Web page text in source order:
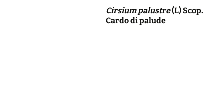
Cirsium palustre(L) Scop.
Cardo di palude